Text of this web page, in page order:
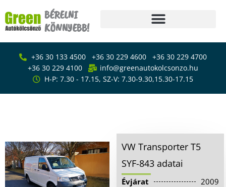
to
BÉRELNI
KÖNNYEBB!
Főoldal
Bérlés
Furgon – kisteherautó
bérlés
Ponyvás kisteherautó
bérlés
Kisáruszállító bérlés
+36 30 133 4500 +36 30 229 4600
+36 30 229 4700
+36 30 229 4100
info@greenautokolcsonzo.hu
H-P: 7.30 - 17.15, SZ-V: 7.30-9.30,15.30-17.15
VW Transporter T5
SYF-843 adatai
Évjárat
2009